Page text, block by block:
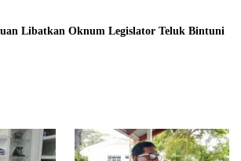
Libatkan Oknum Legislator Teluk Bintuni